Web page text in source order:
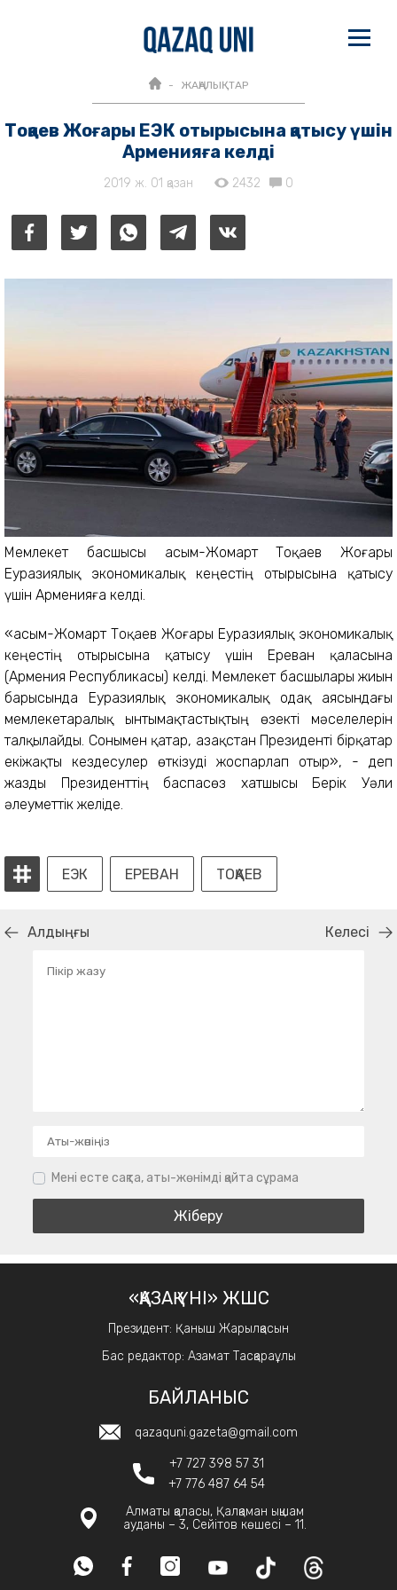
ЖАҢАЛЫҚТАР
Тоқаев Жоғары ЕЭК отырысына қатысу үшін
Арменияға келді
2019 ж. 01 қазан 2432 0
Мемлекет басшысы Қасым-Жомарт Тоқаев Жоғары
Еуразиялық экономикалық кеңестің отырысына қатысу
үшін Арменияға келді.
«Қасым-Жомарт Тоқаев Жоғары Еуразиялық экономикалық
кеңестің отырысына қатысу үшін Ереван қаласына
(Армения Республикасы) келді. Мемлекет басшылары жиын
барысында Еуразиялық экономикалық одақ аясындағы
мемлекетаралық ынтымақтастықтың өзекті мәселелерін
талқылайды. Сонымен қатар, Қазақстан Президенті бірқатар
екіжақты кездесулер өткізуді жоспарлап отыр», - деп
жазды Президенттің баспасөз хатшысы Берік Уәли
әлеуметтік желіде.
ЕЭК ЕРЕВАН ТОҚАЕВ
Алдыңғы Келесі
Мені есте сақта, аты-жөнімді қайта сұрама
«ҚАЗАҚ ҮНІ» ЖШС
Президент: Қаныш Жарылқасын
Бас редактор: Азамат Тасқараұлы
БАЙЛАНЫС
qazaquni.gazeta@gmail.com
+7 727 398 57 31
+7 776 487 64 54
Алматы қаласы, Қалқаман ықшам
ауданы – 3, Сейітов көшесі – 11.